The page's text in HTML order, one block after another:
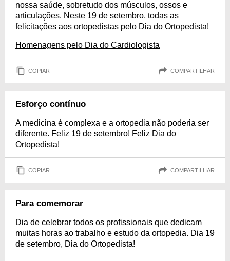
nossa saúde, sobretudo dos músculos, ossos e
articulações. Neste 19 de setembro, todas as
felicitações aos ortopedistas pelo Dia do Ortopedista!
Homenagens pelo Dia do Cardiologista
COPIAR COMPARTILHAR
Esforço contínuo
A medicina é complexa e a ortopedia não poderia ser
diferente. Feliz 19 de setembro! Feliz Dia do
Ortopedista!
COPIAR COMPARTILHAR
Para comemorar
Dia de celebrar todos os profissionais que dedicam
muitas horas ao trabalho e estudo da ortopedia. Dia 19
de setembro, Dia do Ortopedista!